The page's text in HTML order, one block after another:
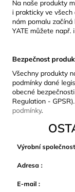
Na naše produkty
i prakticky ve
nám pomalu
YATE můžete např.
Bezpečnost
Všechny produkty
podmínky dané
obecné
Regulation -
podmínky.
Výrobní společnost
Adresa :
E-mail :